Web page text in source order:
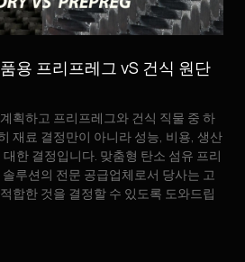
용 프리프레그 vS 건식 원단
획하고 프리프레그와 건식 직물 중 하
재료 결정만이 아니라 성능, 비용, 생산
한 결정입니다. 맞춤형 탄소 섬유 프리
루션의 전문 공급업체로서 당사는 고
합한 것을 결정할 수 있도록 도와드립